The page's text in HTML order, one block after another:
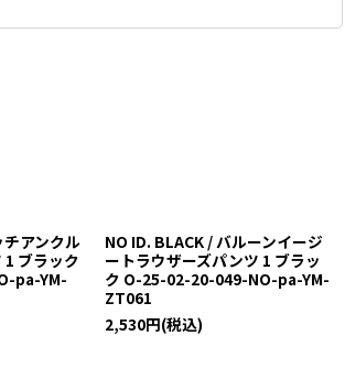
アンクル
1 ブラック
pa-YM-
NO ID. BLACK / バルーンイージ
ートラウザーズパンツ 1 ブラッ
ク O-25-02-20-049-NO-pa-YM-
ZT061
2,530円(税込)